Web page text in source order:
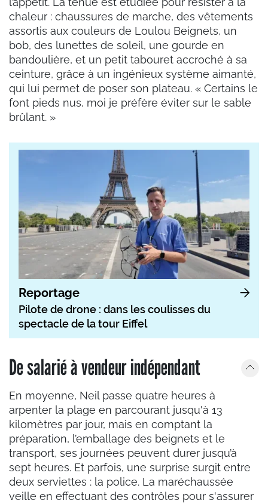
chaleur : chaussures de marche, des vêtements
assortis aux couleurs de Loulou Beignets, un
bob, des lunettes de soleil, une gourde en
bandoulière, et un petit tabouret accroché à sa
ceinture, grâce à un ingénieux système aimanté,
qui lui permet de poser son plateau. « Certains le
font pieds nus, moi je préfère éviter sur le sable
brûlant. »
Reportage
Pilote de drone : dans les coulisses du
spectacle de la tour Eiffel
De salarié à vendeur indépendant
En moyenne, Neil passe quatre heures à
arpenter la plage en parcourant jusqu'à 13
kilomètres par jour, mais en comptant la
préparation, l’emballage des beignets et le
transport, ses journées peuvent durer jusqu’à
sept heures. Et parfois, une surprise surgit entre
deux serviettes : la police. La maréchaussée
veille en effectuant des contrôles pour s'assurer